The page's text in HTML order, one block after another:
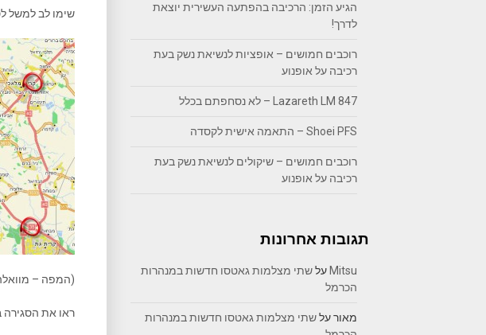
שימו לב למשל
(המפה –
ראו את הסגירה
הגיע הזמן: הרכיבה בהפתעה העשירית יוצאת
לדרך!
רוכבים חמושים – אופציות לנשיאת נשק בעת
רכיבה על אופנוע
Lazareth LM 847 – לא נסחפתם בכלל
Shoei PFS – התאמה אישית לקסדה
רוכבים חמושים – שיקולים לנשיאת נשק בעת
רכיבה על אופנוע
תגובות אחרונות
Mitsu עלשתי מצלמות גאטסו חדשות במנהרות
הכרמל
מאורעלשתי מצלמות גאטסו חדשות במנהרות